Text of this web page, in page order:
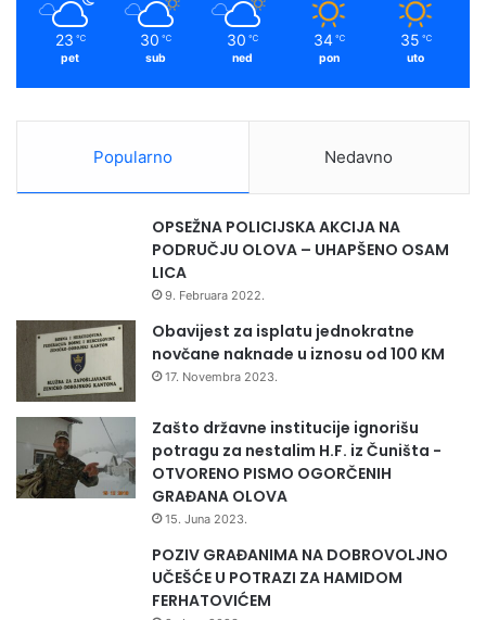
Press služba ZDK
23 ℃
pet
30 ℃
sub
30 ℃
ned
34 ℃
pon
35 ℃
uto
Popularno Nedavno
OPSEŽNA POLICIJSKA AKCIJA NA
PODRUČJU OLOVA – UHAPŠENO OSAM
LICA
9. Februara 2022.
Obavijest za isplatu jednokratne
novčane naknade u iznosu od 100 KM
17. Novembra 2023.
Zašto državne institucije ignorišu
potragu za nestalim H.F. iz Čuništa -
OTVORENO PISMO OGORČENIH
GRAĐANA OLOVA
15. Juna 2023.
POZIV GRAĐANIMA NA DOBROVOLJNO
UČEŠĆE U POTRAZI ZA HAMIDOM
FERHATOVIĆEM